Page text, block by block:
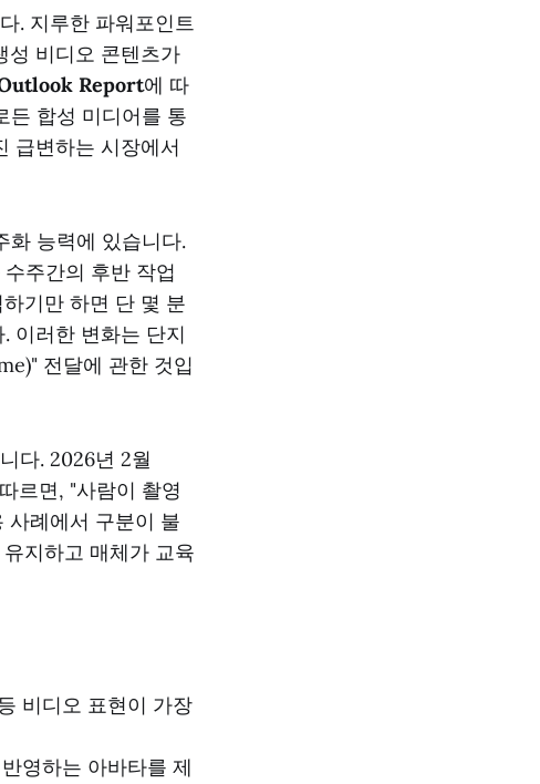
. 지루한 파워포인트
성 비디오 콘텐츠가
Report에 따
든 합성 미디어를 통
급변하는 시장에서
화 능력에 있습니다.
주간의 후반 작업
기만 하면 단 몇 분
이러한 변화는 단지
전달에 관한 것입
다. 2026년 2월
르면, "사람이 촬영
사례에서 구분이 불
지하고 매체가 교육
비디오 표현이 가장
영하는 아바타를 제